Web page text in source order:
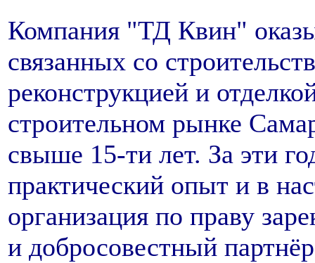
Компания "ТД Квин"
связанных со
реконструкцией и
строительном рынке
свыше 15-ти лет. За эти
практический опыт и в
организация по праву
и добросовестный